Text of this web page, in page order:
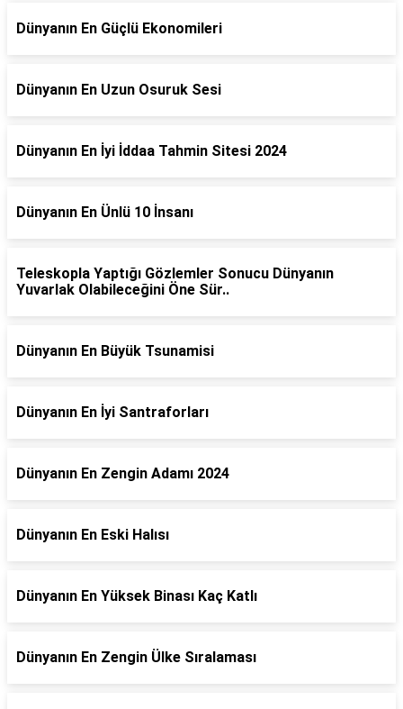
Dünyanın En Güçlü Ekonomileri
Dünyanın En Uzun Osuruk Sesi
Dünyanın En İyi İddaa Tahmin Sitesi 2024
Dünyanın En Ünlü 10 İnsanı
Teleskopla Yaptığı Gözlemler Sonucu Dünyanın
Yuvarlak Olabileceğini Öne Sür..
Dünyanın En Büyük Tsunamisi
Dünyanın En İyi Santraforları
Dünyanın En Zengin Adamı 2024
Dünyanın En Eski Halısı
Dünyanın En Yüksek Binası Kaç Katlı
Dünyanın En Zengin Ülke Sıralaması